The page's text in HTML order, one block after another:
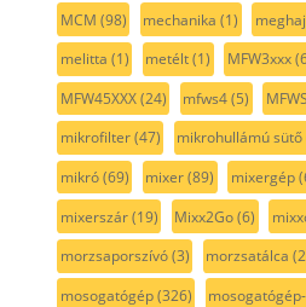
MCM (98) mechanika (1)
melitta (1) metélt(1) MFW3xxx
MFW45XXX(24) mfws4(5)
mikrofilter(47) mikrohullámú sütő
mikró(69) mixer(89) mixergép
mixerszár(19) Mixx2Go(6)
morzsaporszívó(3) morzsatálca
mosogatógép(326)